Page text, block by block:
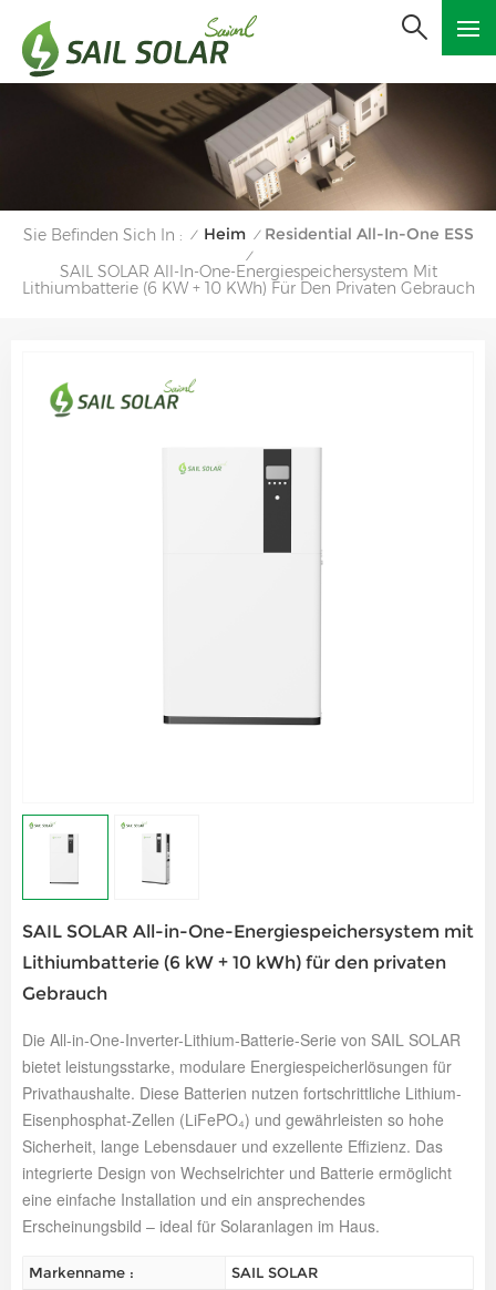
Sie Befinden Sich In : / Heim / Residential All-In-One ESS
/
SAIL SOLAR All-In-One-Energiespeichersystem Mit
Lithiumbatterie (6 KW + 10 KWh) Für Den Privaten Gebrauch
SAIL SOLAR All-in-One-Energiespeichersystem mit
Lithiumbatterie (6 kW + 10 kWh) für den privaten
Gebrauch
Die All-in-One-Inverter-Lithium-Batterie-Serie von SAIL SOLAR
bietet leistungsstarke, modulare Energiespeicherlösungen für
Privathaushalte. Diese Batterien nutzen fortschrittliche Lithium-
Eisenphosphat-Zellen (LiFePO₄) und gewährleisten so hohe
Sicherheit, lange Lebensdauer und exzellente Effizienz. Das
integrierte Design von Wechselrichter und Batterie ermöglicht
eine einfache Installation und ein ansprechendes
Erscheinungsbild – ideal für Solaranlagen im Haus.
Markenname :
SAIL SOLAR